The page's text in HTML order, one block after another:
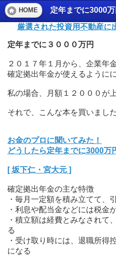
HOME 定年までに3000
厳選された投資用不動産に
定年までに３０００万円
２０１７年１月から、企業年
確定拠出年金が使えるように
私の場合、月額１２０００が
それで、こんな本を買いました
お金のプロに聞いてみた！
どうしたら定年までに3000万
[ 坂下仁・宮大元 ]
確定拠出年金の主な特徴
・毎月一定額を積み立てて、
・利息や配当金などには税金
・積立額は経費とみなされて
る
・受け取り時には、退職所得
になる